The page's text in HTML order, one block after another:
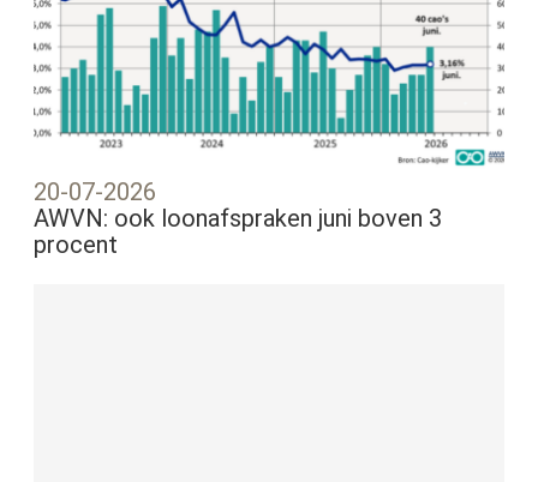
20-07-2026
AWVN: ook loonafspraken juni boven 3
procent